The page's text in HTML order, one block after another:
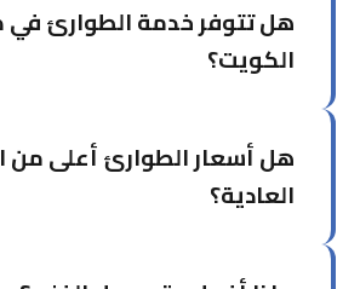
هل تتوفر خدمة الطوارئ
الكويت؟
وقت الوصول حسب البُعد عن مركزنا في
نسعى دائماً للوصول في أقل وقت
هل أسعار الطوارئ أعلى من
العادية؟